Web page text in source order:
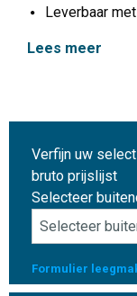
Leverbaar
Lees meer
Verfijn uw
bruto prijslijst
Selecteer
Formulier